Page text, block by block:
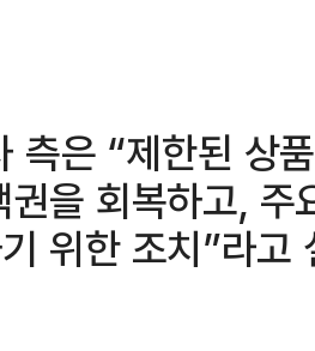
측은 “제한된 상
을 회복하고,
위한 조치”라고